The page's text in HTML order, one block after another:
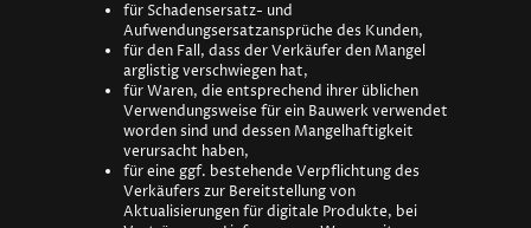
für Schadensersatz- und
Aufwendungsersatzansprüche des Kunden,
für den Fall, dass der Verkäufer den Mangel
arglistig verschwiegen hat,
für Waren, die entsprechend ihrer üblichen
Verwendungsweise für ein Bauwerk verwendet
worden sind und dessen Mangelhaftigkeit
verursacht haben,
für eine ggf. bestehende Verpflichtung des
Verkäufers zur Bereitstellung von
Aktualisierungen für digitale Produkte, bei